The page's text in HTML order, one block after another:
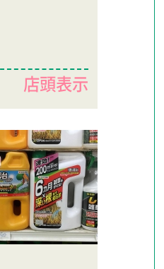
店頭表示